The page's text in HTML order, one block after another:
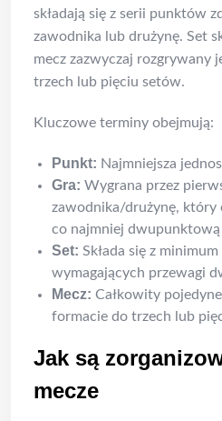
składają się z serii punktów
zawodnika lub drużynę. Set
mecz zazwyczaj rozgrywany
trzech lub pięciu setów.
Kluczowe terminy obejmują:
Punkt: Najmniejsza
Gra: Wygrana przez
zawodnika/drużynę, który
co najmniej dwupunktową
Set: Składa się z minimum
wymagających przewagi
Mecz: Całkowity
formacie do trzech lub
Jak są
mecze